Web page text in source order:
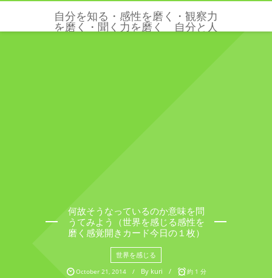
自分を知る・感性を磨く・観察力
を磨く・聞く力を磨く 自分と人
何故そうなっているのか意味を問
うてみよう（世界を感じる感性を
磨く感覚開きカード今日の１枚）
世界を感じる
October 21 2014 By kuri 約 1 分